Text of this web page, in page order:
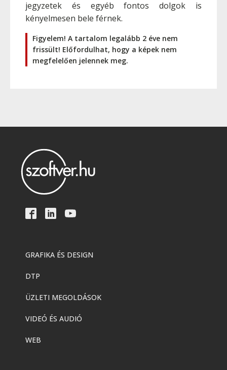
jegyzetek és egyéb fontos dolgok is
kényelmesen bele férnek.
Figyelem! A tartalom legalább 2 éve nem
frissült! Előfordulhat, hogy a képek nem
megfelelően jelennek meg.
GRAFIKA ÉS DESIGN
DTP
ÜZLETI MEGOLDÁSOK
VIDEÓ ÉS AUDIÓ
WEB